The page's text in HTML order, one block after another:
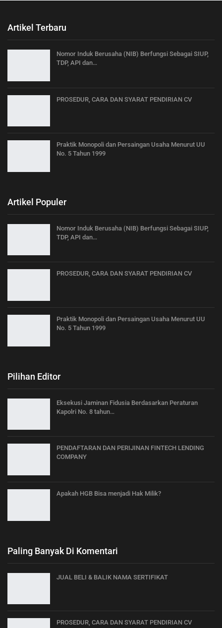
Artikel Terbaru
Nomor Induk Berusaha (NIB) Berfungsi Sebagai SIUP,
TDP, API dan…
PROSEDUR, CARA DAN SYARAT PENDIRIAN CV
Praktik Monopoli dan Persaingan Usaha Menurut UU
No. 5 Tahun 1999
Artikel Populer
Nomor Induk Berusaha (NIB) Berfungsi Sebagai SIUP,
TDP, API dan…
PROSEDUR, CARA DAN SYARAT PENDIRIAN CV
Praktik Monopoli dan Persaingan Usaha Menurut UU
No. 5 Tahun 1999
Pilihan Editor
Eksekusi Jaminan Fidusia Berdasarkan Peraturan
Kapolri No. 8 tahun…
PENDAFTARAN DAN PERIJINAN FINTECH LENDING
COMPANY
Apakah HGB Bisa menjadi Hak Milik?
Paling Banyak Di Komentari
JUAL BELI & BALIK NAMA SERTIFIKAT
PROSEDUR, CARA DAN SYARAT PENDIRIAN CV